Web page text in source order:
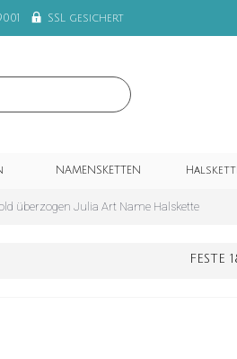
SSL gesichert
NAMENSKETTEN
überzogen Julia Art Name Halskette
FESTE